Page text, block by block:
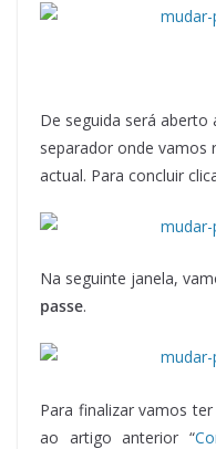
De seguida será aberto
separador onde vamos
actual. Para concluir
Na seguinte janela,
passe.
Para finalizar vamos
ao artigo anterior “